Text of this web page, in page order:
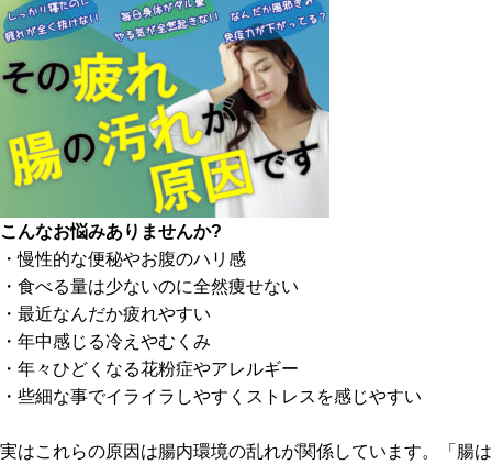
こんなお悩みありませんか?
・慢性的な便秘やお腹のハリ感
・食べる量は少ないのに全然痩せない
・最近なんだか疲れやすい
・年中感じる冷えやむくみ
・年々ひどくなる花粉症やアレルギー
・些細な事でイライラしやすくストレスを感じやすい
実はこれらの原因は腸内環境の乱れが関係しています。「腸は